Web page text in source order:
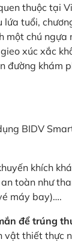
thuộc tại
tuổi,
chú
xúc xắc
khám
BIDV
khích
toàn như
máy bay)….
để trúng
thiết thực